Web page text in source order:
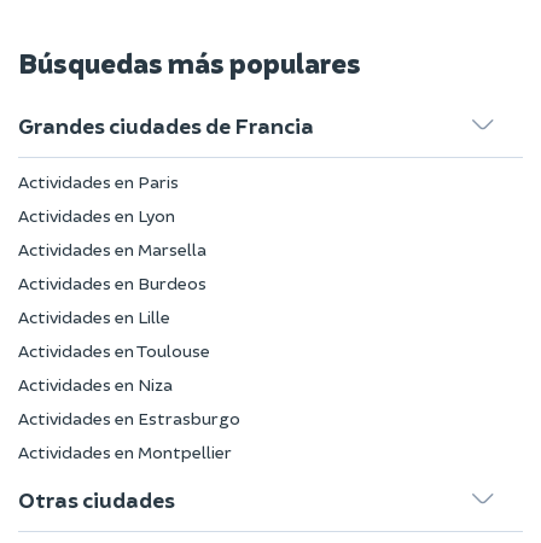
Búsquedas más populares
Grandes ciudades de Francia
Actividades en Paris
Actividades en Lyon
Actividades en Marsella
Actividades en Burdeos
Actividades en Lille
Actividades en Toulouse
Actividades en Niza
Actividades en Estrasburgo
Actividades en Montpellier
Otras ciudades